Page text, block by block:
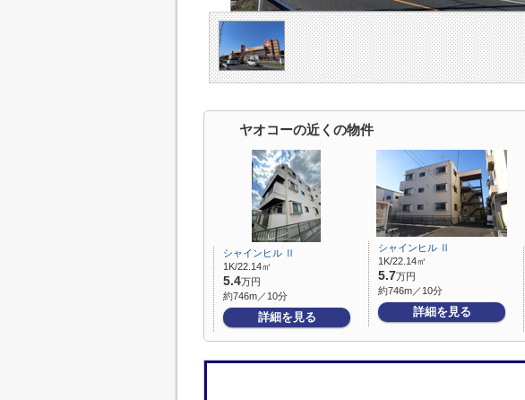
ヤオコーの近くの物件
シャインヒル Ⅱ
1K/22.14㎡
5.4万円
約746m／10分
詳細を見る
シャインヒル Ⅱ
1K/22.14㎡
5.7万円
約746m／10分
詳細を見る